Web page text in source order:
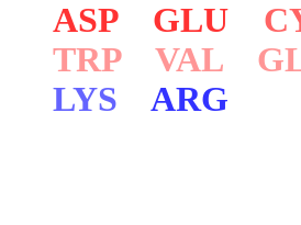
ASP GLU
TRP VAL
LYS
ARG